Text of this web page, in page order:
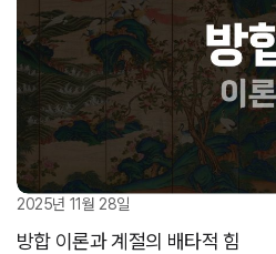
2025년 11월 28일
방합 이론과 계절의 배타적 힘